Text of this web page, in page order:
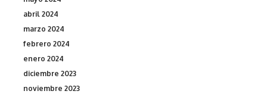
abril 2024
marzo 2024
febrero 2024
enero 2024
diciembre 2023
noviembre 2023